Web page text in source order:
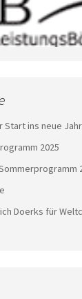
Start ins neue
2025
Doerks für